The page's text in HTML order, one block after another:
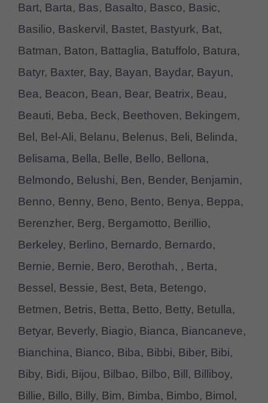
Bart, Barta, Bas, Basalto, Basco, Basic,
Basilio, Baskervil, Bastet, Bastyurk, Bat,
Batman, Baton, Battaglia, Batuffolo, Batura,
Batyr, Baxter, Bay, Bayan, Baydar, Bayun,
Bea, Beacon, Bean, Bear, Beatrix, Beau,
Beauti, Beba, Beck, Beethoven, Bekingem,
Bel, Bel-Ali, Belanu, Belenus, Beli, Belinda,
Belisama, Bella, Belle, Bello, Bellona,
Belmondo, Belushi, Ben, Bender, Benjamin,
Benno, Benny, Beno, Bento, Benya, Beppa,
Berenzher, Berg, Bergamotto, Berillio,
Berkeley, Berlino, Bernardo, Bernardo,
Bernie, Bernie, Bero, Berothah, , Berta,
Bessel, Bessie, Best, Beta, Betengo,
Betmen, Betris, Betta, Betto, Betty, Betulla,
Betyar, Beverly, Biagio, Bianca, Biancaneve,
Bianchina, Bianco, Biba, Bibbi, Biber, Bibi,
Biby, Bidi, Bijou, Bilbao, Bilbo, Bill, Billiboy,
Billie, Billo, Billy, Bim, Bimba, Bimbo, Bimol,